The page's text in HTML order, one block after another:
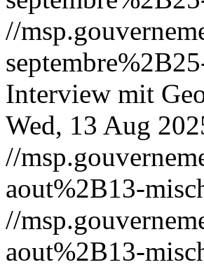
//
Interview mit
Wed, 13 Aug
//
aout%2B13-
//
aout%2B13-